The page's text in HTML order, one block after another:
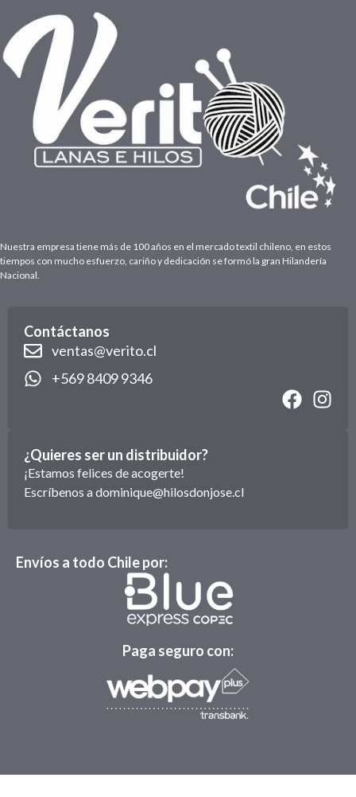
Nuestra empresa tiene más de 100 años en el mercado textil chileno, en estos
tiempos con mucho esfuerzo, cariño y dedicación se formó la gran Hilandería
Nacional.
Contáctanos
ventas@verito.cl
+569 8409 9346
¿Quieres ser un distribuidor?
¡Estamos felices de acogerte!
Escríbenos a dominique@hilosdonjose.cl
Envíos a todo Chile por:
Paga seguro con: